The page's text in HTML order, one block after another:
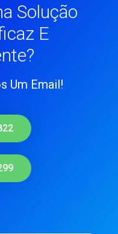
Solução
E
Um Email!